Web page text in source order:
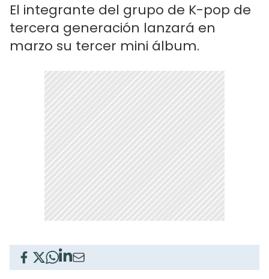
El integrante del grupo de K-pop de
tercera generación lanzará en
marzo su tercer mini álbum.